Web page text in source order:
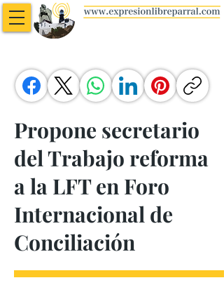
Propone secretario
del Trabajo reforma
a la LFT en Foro
Internacional de
Conciliación